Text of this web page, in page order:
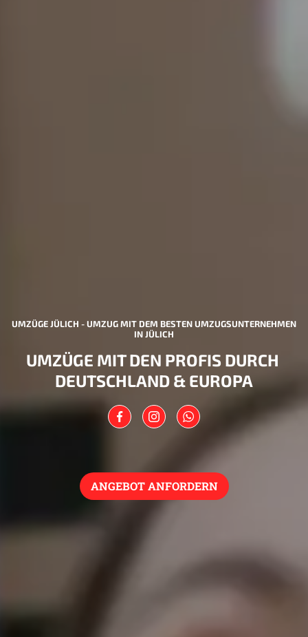
UMZÜGE JÜLICH - UMZUG MIT DEM BESTEN UMZUGSUNTERNEHMEN
IN JÜLICH
UMZÜGE MIT DEN PROFIS DURCH
DEUTSCHLAND & EUROPA
ANGEBOT ANFORDERN